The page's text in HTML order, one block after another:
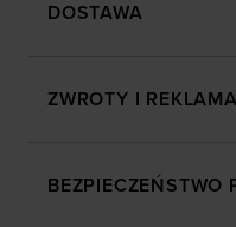
DOSTAWA
ZWROTY I
BEZPIECZEŃSTWO